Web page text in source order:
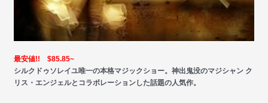
最安値!! $85.85~
シルクドゥソレイユ唯一の本格マジックショー。神出鬼没のマジシャン ク
リス・エンジェルとコラボレーションした話題の人気作。